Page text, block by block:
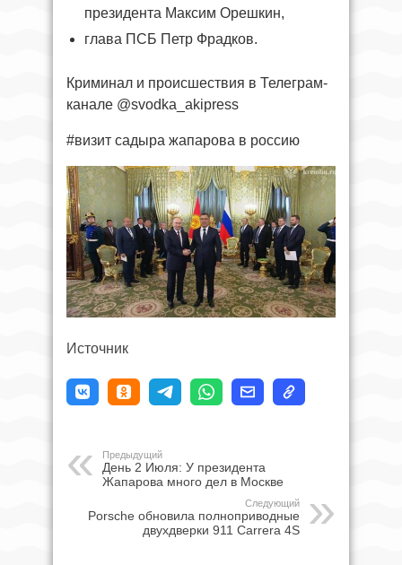
президента Максим Орешкин,
глава ПСБ Петр Фрадков.
Криминал и происшествия в Телеграм-
канале @svodka_akipress
#визит садыра жапарова в россию
Источник
Предыдущий
День 2 Июля: У президента
Жапарова много дел в Москве
Следующий
Porsche обновила полноприводные
двухдверки 911 Carrera 4S